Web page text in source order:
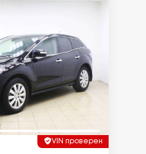
VIN проверен